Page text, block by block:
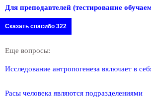
Для преподавтелей (тестирование
Сказать спасибо 322
Еще вопросы:
Исследование антропогенеза включает в
Расы человека являются подразделениями